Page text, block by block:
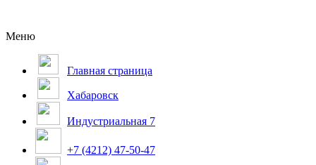
Меню
Главная страница
Хабаровск
Индустриальная 7
+7 (4212) 47-50-47